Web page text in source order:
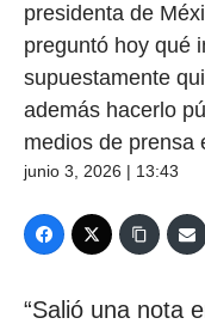
presidenta de
preguntó hoy qué
supuestamente
además hacerlo
medios de prensa
junio 3, 2026 | 13:43
“Salió una nota